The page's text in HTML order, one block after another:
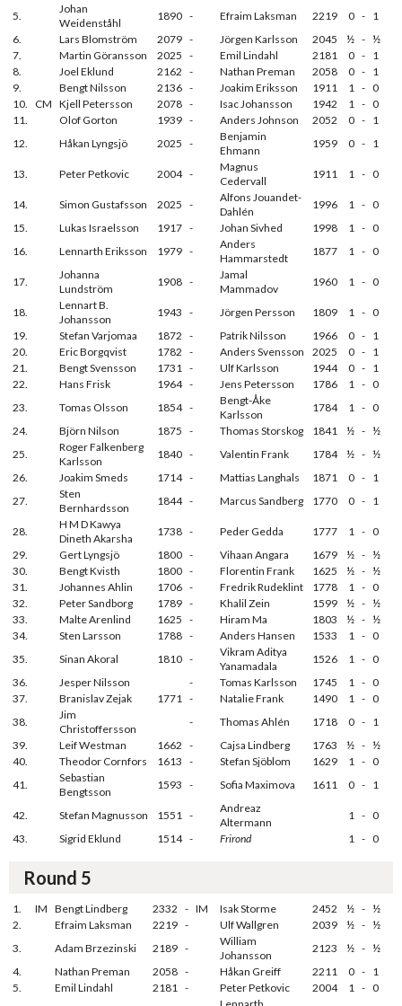
5.
Johan
Weidenståhl
1890 - Efraim Laksman 2219 0 - 1
6.
Lars Blomström 2079 - Jörgen Karlsson 2045 ½ - ½
7.
Martin Göransson 2025 - Emil Lindahl 2181 0 - 1
8.
Joel Eklund 2162 - Nathan Preman 2058 0 - 1
9.
Bengt Nilsson 2136 - Joakim Eriksson 1911 1 - 0
10.
CM Kjell Petersson 2078 - Isac Johansson 1942 1 - 0
11.
Olof Gorton 1939 - Anders Johnson 2052 0 - 1
12.
Håkan Lyngsjö 2025 -
Benjamin
Ehmann
1959 0 - 1
13. Peter Petkovic 2004 -
Magnus
Cedervall
1911 1 - 0
14. Simon Gustafsson 2025 -
Alfons Jouandet-
Dahlén
1996 1 - 0
15.
Lukas Israelsson 1917 - Johan Sivhed 1998 1 - 0
16.
Lennarth Eriksson 1979 -
Anders
Hammarstedt
1877 1 - 0
17.
Johanna
Lundström
1908 -
Jamal
Mammadov
1960 1 - 0
18.
Lennart B.
Johansson
1943 - Jörgen Persson 1809 1 - 0
19.
Stefan Varjomaa 1872 - Patrik Nilsson 1966 0 - 1
20.
Eric Borgqvist 1782 - Anders Svensson 2025 0 - 1
21.
Bengt Svensson 1731 - Ulf Karlsson 1944 0 - 1
22.
Hans Frisk 1964 - Jens Petersson 1786 1 - 0
23.
Tomas Olsson 1854 -
Bengt-Åke
Karlsson
1784 1 - 0
24.
Björn Nilson 1875 - Thomas Storskog 1841 ½ - ½
25.
Roger Falkenberg
Karlsson
1840 - Valentin Frank 1784 ½ - ½
26.
Joakim Smeds 1714 - Mattias Langhals 1871 0 - 1
27.
Sten
Bernhardsson
1844 - Marcus Sandberg 1770 0 - 1
28.
H M D Kawya
Dineth Akarsha
1738 - Peder Gedda 1777 1 - 0
29.
Gert Lyngsjö 1800 - Vihaan Angara 1679 ½ - ½
30.
Bengt Kvisth 1800 - Florentin Frank 1625 ½ - ½
31.
Johannes Ahlin 1706 - Fredrik Rudeklint 1778 1 - 0
32.
Peter Sandborg 1789 - Khalil Zein 1599 ½ - ½
33.
Malte Arenlind 1625 - Hiram Ma 1803 ½ - ½
34.
Sten Larsson 1788 - Anders Hansen 1533 1 - 0
35.
Sinan Akoral 1810 -
Vikram Aditya
Yanamadala
1526 1 - 0
36.
Jesper Nilsson - Tomas Karlsson 1745 1 - 0
37.
Branislav Zejak 1771 - Natalie Frank 1490 1 - 0
38.
Jim
Christoffersson
- Thomas Ahlén 1718 0 - 1
39.
Leif Westman 1662 - Cajsa Lindberg 1763 ½ - ½
40.
Theodor Cornfors 1613 - Stefan Sjöblom 1629 1 - 0
41.
Sebastian
Bengtsson
1593 - Sofia Maximova 1611 0 - 1
42. Stefan Magnusson 1551 -
Andreaz
Altermann
1 - 0
43.
Sigrid Eklund 1514 - Frirond 1 - 0
Round 5
1. IM Bengt Lindberg 2332 - IM Isak Storme 2452 ½ - ½
2.
Efraim Laksman 2219 - Ulf Wallgren 2039 ½ - ½
3.
Adam Brzezinski 2189 -
William
Johansson
2123 ½ - ½
4.
Nathan Preman 2058 - Håkan Greiff 2211 0 - 1
5.
Emil Lindahl 2181 - Peter Petkovic 2004 1 - 0